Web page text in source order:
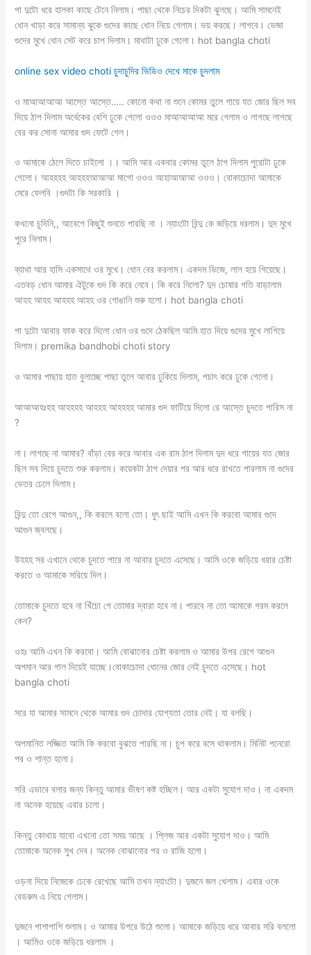
পা দুটো ধরে হালকা কাছে টেনে নিলাম। পাছা থেকে নিচের দিকটা ঝুলছে। আমি সামনেই
ধোন খাড়া করে সামান্য ঝুকে গুদের কাছে ধোন নিয়ে গেলাম। ভয় করছে। লাগবে। ভেজা
গুদের মুখে ধোন সেট করে চাপ দিলাম। মাথাটা ঢুকে গেলো। hot bangla choti
online sex video choti চুদাচুদির ভিডিও দেখে মাকে চুদলাম
ও মাআআআআ আস্তে আস্তে….. কোনো কথা না শুনে কোমর তুলে গায়ে যত জোর ছিল সব
দিয়ে ঠাপ দিলাম অর্ধেকের বেশি ঢুকে গেলো ওওও মাআআআআ মরে গেলাম ও লাগছে লাগছে
বের কর সোনা আমার গুদ ফেটে গেল।
ও আমাকে ঠেলে দিতে চাইলো ।। আমি আর একবার কোমর তুলে ঠাপ দিলাম পুরোটা ঢুকে
গেলো। আহহহহ আহহহআআআ মাগো ওওও আহাআআআ ওওও। বোকাচোদা আমাকে
মেরে ফেলবি ।গুদটা কি সরকারি ।
কখনো চুদিনি,, আবেগে কিছুই শুনতে পারছি না । ন্যাংটো বিন্দু কে জড়িয়ে ধরলাম। দুদ মুখে
পুরে নিলাম।
ব্যাথা আর হাসি একসাথে ওর মুখে। ধোন বের করলাম। একদম ভিজে, লাল হয়ে গিয়েছে।
এতবড় ধোন আমার ঐটুকে গুদ কি করে নেবে। কি করে নিলো? দুদ চোষার গতি বাড়ালাম
আহহ আহহ আহহহ আহহ ওর গোঙানি শুরু হলো। hot bangla choti
পা দুটো আবার ফাক করে দিলো ধোন ওর গুদে ঠেকছিল আমি হাত দিয়ে গুদের মুখে লাগিয়ে
দিলাম। premika bandhobi choti story
ও আমার পাছায় হাত বুলাচ্ছে পাছা তুলে আবার ঢুকিয়ে দিলাম, পচাৎ করে ঢুকে গেলো।
আআআহঃহহ আহহহহ আহহহ আহহহহ আমার গুদ ফাটিয়ে দিলো রে আস্তে চুদতে পারিস না
?
না। লাগছে না আমার? বাঁড়া বের করে আবার এক রাম ঠাপ দিলাম দুদ ধরে গায়ের যত জোর
ছিল সব দিয়ে চুদতে শুরু করলাম। কয়েকটা ঠাপ দেয়ার পর আর ধরে রাখতে পারলাম না গুদের
ভেতর ঢেলে দিলাম।
বিন্দু তো রেগে আগুন,, কি করলে বলো তো। ধুৎ ছাই আমি এখন কি করবো আমার গুদে
আগুন জ্বলছে।
উহহহ সর এখানে থেকে চুদতে পারে না আবার চুদতে এসেছে। আমি ওকে জড়িয়ে ধরার চেষ্টা
করতে ও আমাকে সরিয়ে দিল।
তোমাকে চুদতে হবে না খিঁচো গে তোমার দ্বারা হবে না। পারবে না তো আমাকে গরম করলে
কেন?
ওহঃ আমি এখন কি করবো। আমি বোঝানোর চেষ্টা করলাম ও আমার উপর রেগে আগুন
অপমান আর গাল দিয়েই যাচ্ছে।বোকাচোদা ধোনের জোর নেই চুদতে এসেছে। hot
bangla choti
সরে যা আমার সামনে থেকে আমার গুদ চোদার যোগ্যতা তোর নেই। যা বলছি।
অপমানিত লজ্জিত আমি কি করবো বুঝতে পারছি না। চুপ করে বসে থাকলাম। মিনিট পনেরো
পর ও শান্ত হলো।
সরি এভাবে বলার জন্য কিন্তু আমার ভীষণ কষ্ট হচ্ছিল। আর একটা সুযোগ দাও। না একদম
না অনেক হয়েছে এবার চলো।
কিন্তু কোথায় যাবো এখনো তো সময় আছে । প্লিজ আর একটা সুযোগ দাও। আমি
তোমাকে অনেক সুখ দেব। অনেক বোঝানোর পর ও রাজি হলো।
ওড়না দিয়ে নিজেকে ঢেকে রেখেছে আমি তখন ন্যাংটো। দুজনে জল খেলাম। এবার ওকে
বেডরুম এ নিয়ে গেলাম।
দুজনে পাশাপাশি শুলাম। ও আমার উপরে উঠে শুলো। আমাকে জড়িয়ে ধরে আবার সরি বললো
। আমিও ওকে জড়িয়ে ধরলাম ।